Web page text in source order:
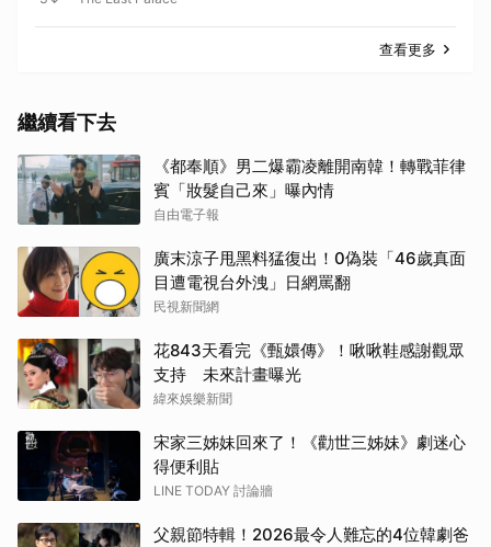
查看更多
繼續看下去
《都奉順》男二爆霸凌離開南韓！轉戰菲律
賓「妝髮自己來」曝內情
自由電子報
廣末涼子甩黑料猛復出！0偽裝「46歲真面
目遭電視台外洩」日網罵翻
民視新聞網
花843天看完《甄嬛傳》！啾啾鞋感謝觀眾
支持 未來計畫曝光
緯來娛樂新聞
宋家三姊妹回來了！《勸世三姊妹》劇迷心
得便利貼
LINE TODAY 討論牆
父親節特輯！2026最令人難忘的4位韓劇爸